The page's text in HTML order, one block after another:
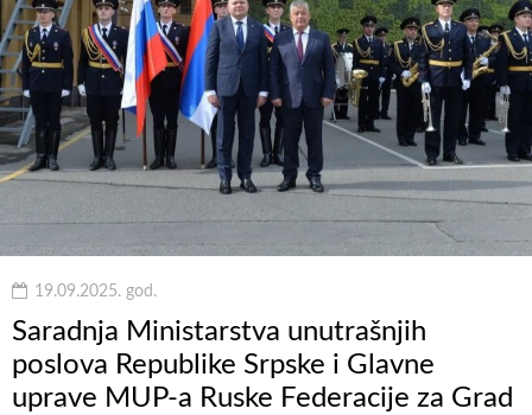
19.09.2025. god.
Saradnja Ministarstva unutrašnjih
poslova Republike Srpske i Glavne
uprave MUP-a Ruske Federacije za Grad